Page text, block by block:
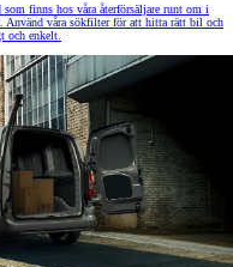
finns hos våra återförsäljare runt om i
våra sökfilter för att hitta rätt bil och
och enkelt.